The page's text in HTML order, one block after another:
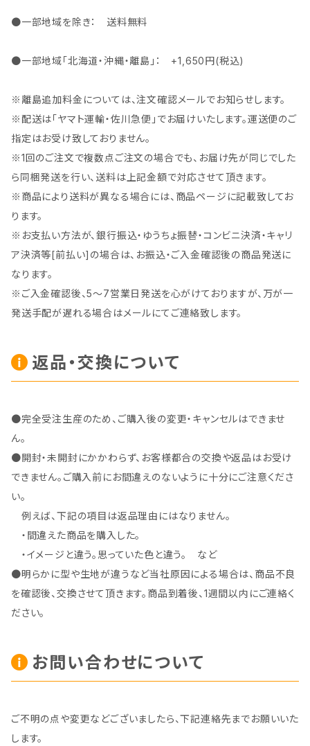
●一部地域を除き： 送料無料
●一部地域「北海道・沖縄・離島」： +1,650円(税込)
※離島追加料金については、注文確認メールでお知らせします。
※配送は「ヤマト運輸・佐川急便」でお届けいたします。運送便のご
指定はお受け致しておりません。
※1回のご注文で複数点ご注文の場合でも、お届け先が同じでした
ら同梱発送を行い、送料は上記金額で対応させて頂きます。
※商品により送料が異なる場合には、商品ページに記載致してお
ります。
※お支払い方法が、銀行振込・ゆうちょ振替・コンビニ決済・キャリ
ア決済等[前払い]の場合は、お振込・ご入金確認後の商品発送に
なります。
※ご入金確認後、5～7営業日発送を心がけておりますが、万が一
発送手配が遅れる場合はメールにてご連絡致します。
返品・交換について
●完全受注生産のため、ご購入後の変更・キャンセルはできませ
ん。
●開封・未開封にかかわらず、お客様都合の交換や返品はお受け
できません。ご購入前にお間違えのないように十分にご注意くださ
い。
例えば、下記の項目は返品理由にはなりません。
・間違えた商品を購入した。
・イメージと違う。思っていた色と違う。 など
●明らかに型や生地が違うなど当社原因による場合は、商品不良
を確認後、交換させて頂きます。商品到着後、1週間以内にご連絡く
ださい。
お問い合わせについて
ご不明の点や変更などございましたら、下記連絡先までお願いいた
します。